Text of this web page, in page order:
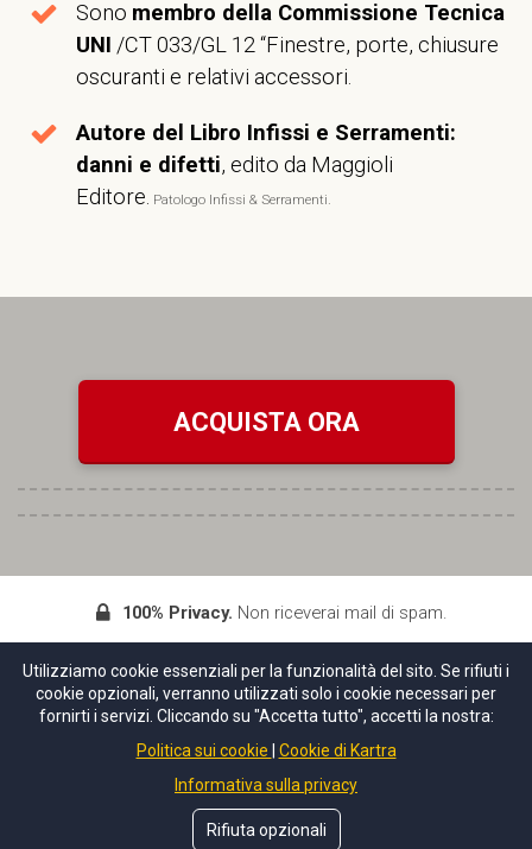
Sono membro della Commissione Tecnica
UNI /CT 033/GL 12 “Finestre, porte, chiusure
oscuranti e relativi accessori.
Autore del Libro Infissi e Serramenti:
danni e difetti, edito da Maggioli
Editore. Patologo Infissi & Serramenti.
ACQUISTA ORA
100% Privacy. Non riceverai mail di spam.
© Copyrights Diemme Infissi SRL e Daniele Cagnoni
Tutti i diritti sono riservati.
50.000 i.v.- R.E.A. LU-198368
Sede Legale: Viale Europa,1 55013 Lammari (LU)
Tel. 0583 990244 - Fax 0583 990977 - P.IVA 02114240464
Mail: servizioclienti@diemmeinfissi.com - PEC:
Utilizziamo cookie essenziali per la funzionalità del sito. Se rifiuti i
cookie opzionali, verranno utilizzati solo i cookie necessari per
fornirti i servizi. Cliccando su "Accetta tutto", accetti la nostra:
Politica sui cookie
Cookie di Kartra
Informativa sulla privacy
Rifiuta opzionali